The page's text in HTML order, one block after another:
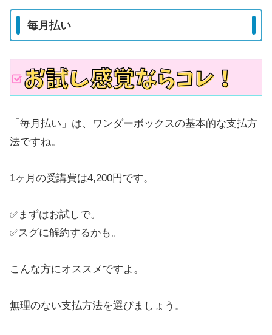
毎月払い
「毎月払い」は、ワンダーボックスの基本的な支払方
法ですね。
1ヶ月の受講費は4,200円です。
✅まずはお試しで。
✅スグに解約するかも。
こんな方にオススメですよ。
無理のない支払方法を選びましょう。